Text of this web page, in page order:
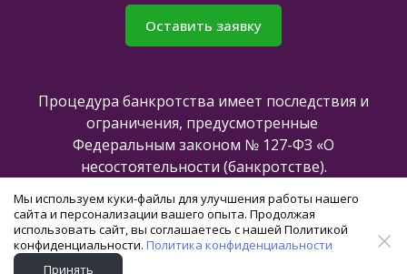
Оставить заявку
Процедура банкротства имеет последствия и
ограничения, предусмотренные
Федеральным законом № 127-ФЗ «О
несостоятельности (банкротстве).
Все права защищены @2025
Создание и продвижение сайта -
команда
Мы используем куки-файлы для улучшения работы нашего
сайта и персонализации вашего опыта. Продолжая
использовать сайт, вы соглашаетесь с нашей Политикой
конфиденциальности. Политика конфиденциальности
Принять